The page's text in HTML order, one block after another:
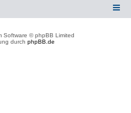
Software © phpBB Limited
durch phpBB.de